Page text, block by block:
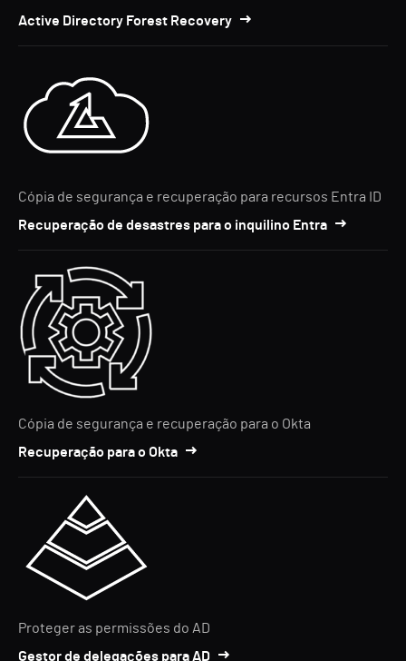
Active Directory Forest Recovery
Cópia de segurança e recuperação para recursos Entra ID
Recuperação de desastres para o inquilino Entra
Cópia de segurança e recuperação para o Okta
Recuperação para o Okta
Proteger as permissões do AD
Gestor de delegações para AD